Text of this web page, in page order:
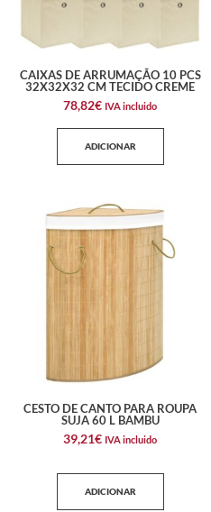
CAIXAS DE ARRUMAÇÃO 10 PCS
32X32X32 CM TECIDO CREME
78,82€ IVA incluido
ADICIONAR
CESTO DE CANTO PARA ROUPA
SUJA 60 L BAMBU
39,21€ IVA incluido
ADICIONAR